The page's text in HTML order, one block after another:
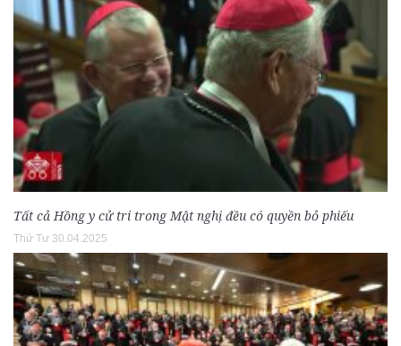
Tất cả Hồng y cử tri trong Mật nghị đều có quyền bỏ phiếu
Thứ Tư 30.04.2025